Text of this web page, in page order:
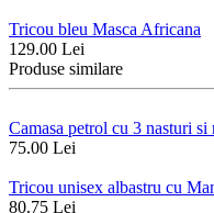
Tricou bleu Masca Africana
129.00 Lei
Produse similare
Camasa petrol cu 3 nasturi
75.00 Lei
Tricou unisex albastru cu
80.75 Lei